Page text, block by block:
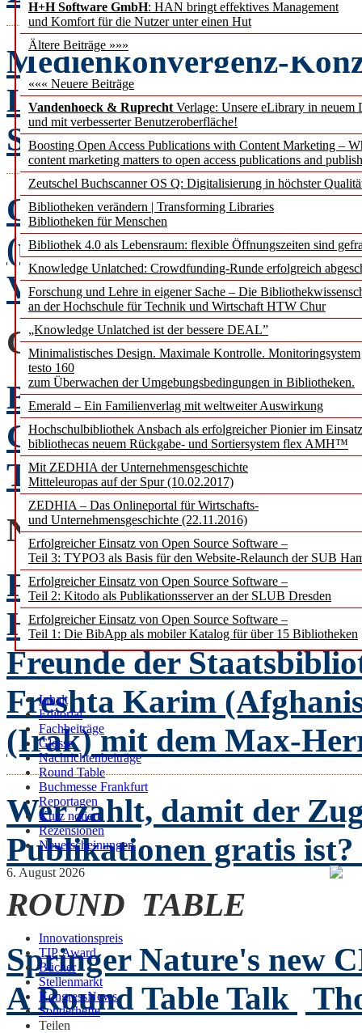
H+H Software GmbH: HAN bringt effektives Management
und Komfort für die Nutzer unter einen Hut
Ältere Beiträge »»»
««« Neuere Beiträge
Vandenhoeck & Ruprecht Verlage: Unsere eLibrary in neuem
und mit verbesserter Benutzeroberfläche!
Boosting Open Access Publications with Content Marketing –
content marketing matters to open access publications and
Zeutschel Buchscanner OS Q: Digitalisierung in höchster
Bibliotheken verändern | Transforming Libraries
Bibliotheken für Menschen
Bibliothek 4.0 als Lebensraum: flexible Öffnungszeiten sind
Knowledge Unlatched: Crowdfunding-Runde erfolgreich
Forschung und Lehre in eigener Sache – Die
an der Hochschule für Technik und Wirtschaft HTW Chur
„Knowledge Unlatched ist der bessere DEAL”
Minimalistisches Design. Maximale Kontrolle. Monitoringsystem
testo 160
zum Überwachen der Umgebungsbedingungen in Bibliotheken.
Emerald – Ein Familienverlag mit weltweiter Auswirkung
Hochschulbibliothek Ansbach als erfolgreicher Pionier im
bibliothecas neuem Rückgabe- und Sortiersystem flex AMH™
Mit ZEDHIA der Unternehmensgeschichte
Mitteleuropas auf der Spur (10.02.2017)
ZEDHIA – Das Onlineportal für Wirtschafts-
und Unternehmensgeschichte (22.11.2016)
Erfolgreicher Einsatz von Open Source Software –
Teil 3: TYPO3 als Basis für den Website-Relaunch der SUB
Erfolgreicher Einsatz von Open Source Software –
Teil 2: Kitodo als Publikationsserver an der SLUB Dresden
Erfolgreicher Einsatz von Open Source Software –
Teil 1: Die BibApp als mobiler Katalog für über 15 Bibliotheken
Inhalt
Editorial
Fachbeiträge
Glosse
Nachrichtenbeiträge
Round Table
Buchmesse Frankfurt
Reportagen
Kurz notiert
Rezensionen
Neuerscheinungen
6. August 2026
Innovationspreis
TIP Award
Bücher
Stellenmarkt
KongressNews
Sonderhefte
Teilen
Medienkonvergenz-
Loseblattsammlung
Sabrina Laich, Patricia
Open Access zwischen
(un-)sichtbaren
Verwandlungen Elena
GLOSSE
BIBLIOTHEKEN in
Georg Ruppelt
Teil VI: Gegenwart und
Für Bücher und
Helen Jakisch
Freunde der
Freshta Karim
(Irak) mit dem Max-
Wer zahlt, damit der
Publikationen gratis ist?
ROUND TABLE
Springer Nature's new
A Round Table Talk